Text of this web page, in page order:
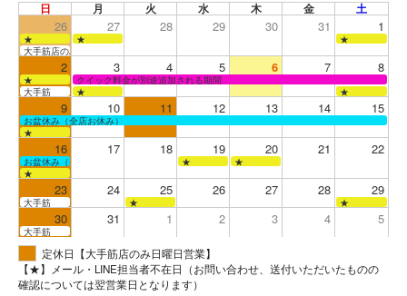
日 月 火 水 木 金 土
26 27 28 29 30 31 1
★ ★
★
大手筋店のみ営業
2 3 4 5 6 7 8
★
クイック料金が別途追加される期間
大手筋
★ ★
9 10 11 12 13 14 15
お盆休み（全店お休み）
★
16 17 18 19 20 21 22
お盆休み（全店お休み） ★
★
★
23 24 25 26 27 28 29
大手筋 ★ ★
30 31 1 2 3 4 5
大手筋
定休日【大手筋店のみ日曜日営業】
【★】メール・LINE担当者不在日（お問い合わせ、送付いただいたものの
確認については翌営業日となります）